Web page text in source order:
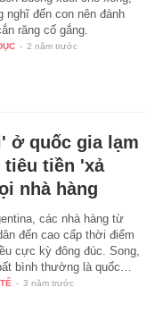
nghĩ đến con nên đành
răng cố gắng.
- 2 năm trước
ở quốc gia lạm
tiêu tiền 'xả
nhà hàng
các nhà hàng từ
đến cao cấp thời điểm
cực kỳ đông đúc. Song,
bình thường là quốc…
- 3 năm trước